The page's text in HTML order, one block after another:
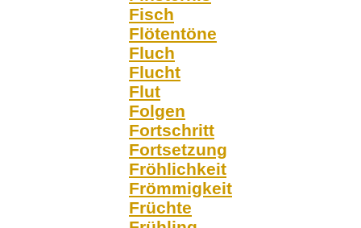
Fisch
Flötentöne
Fluch
Flucht
Flut
Folgen
Fortschritt
Fortsetzung
Fröhlichkeit
Frömmigkeit
Früchte